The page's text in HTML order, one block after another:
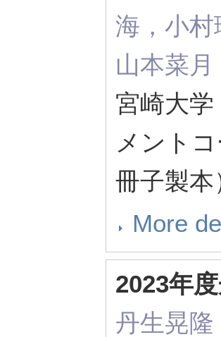
海，小
山本菜
宮崎大
メント
冊子製
More
2023年
丹生晃